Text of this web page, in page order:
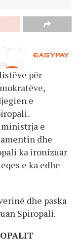
për
e
e
dhe
ka ironizuar
e ka edhe
dhe paska
Spiropali.